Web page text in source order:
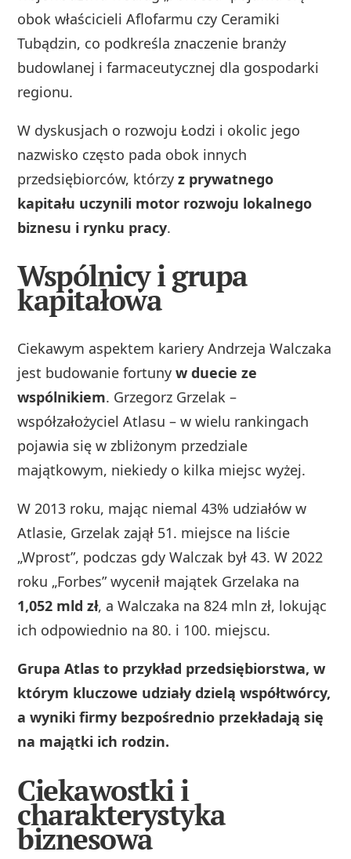
obok właścicieli Aflofarmu czy Ceramiki
Tubądzin, co podkreśla znaczenie branży
budowlanej i farmaceutycznej dla gospodarki
regionu.
W dyskusjach o rozwoju Łodzi i okolic jego
nazwisko często pada obok innych
przedsiębiorców, którzyz prywatnego
kapitału uczynili motor rozwoju lokalnego
biznesu i rynku pracy.
Wspólnicy i grupa
kapitałowa
Ciekawym aspektem kariery Andrzeja Walczaka
jest budowanie fortunyw duecie ze
wspólnikiem. Grzegorz Grzelak –
współzałożyciel Atlasu – w wielu rankingach
pojawia się w zbliżonym przedziale
majątkowym, niekiedy o kilka miejsc wyżej.
W 2013 roku, mając niemal 43% udziałów w
Atlasie, Grzelak zajął 51. miejsce na liście
„Wprost”, podczas gdy Walczak był 43. W 2022
roku „Forbes” wycenił majątek Grzelaka na
1,052 mld zł, a Walczaka na 824 mln zł, lokując
ich odpowiednio na 80. i 100. miejscu.
Grupa Atlas to przykład przedsiębiorstwa, w
którym kluczowe udziały dzielą współtwórcy,
a wyniki firmy bezpośrednio przekładają się
na majątki ich rodzin.
Ciekawostki i
charakterystyka
biznesowa